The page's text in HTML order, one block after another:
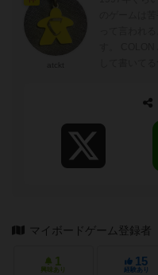
マイボードゲーム登録者
1
興味あり
15
経験あり